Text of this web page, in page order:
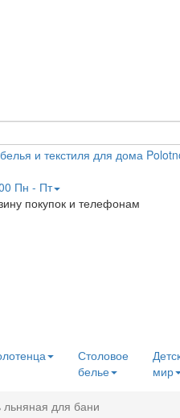
Пн - Пт
покупок и телефонам
Столовое
белье
мир
льняная для бани